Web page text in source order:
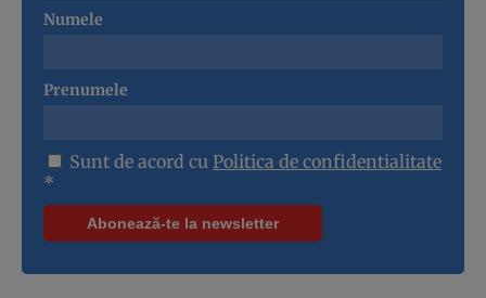
Numele
Prenumele
Sunt de acord cu Politica de confidentialitate
*